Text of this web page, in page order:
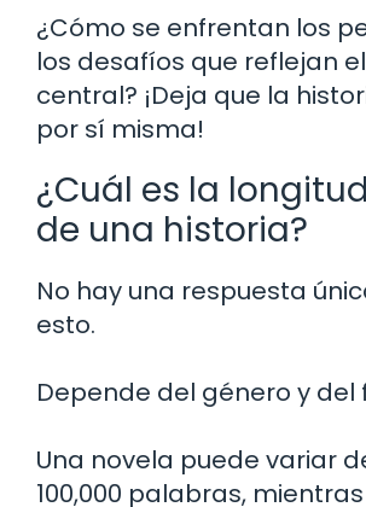
¿Cómo se enfrentan los
los desafíos que reflejan
central? ¡Deja que la
por sí misma!
¿Cuál es la
de una historia?
No hay una respuesta
esto.
Depende del género y del
Una novela puede variar
100,000 palabras,